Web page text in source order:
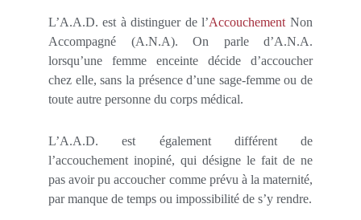
L’A.A.D. est à distinguer de l’Accouchement Non
Accompagné (A.N.A). On parle d’A.N.A.
lorsqu’une femme enceinte décide d’accoucher
chez elle, sans la présence d’une sage-femme ou de
toute autre personne du corps médical.
L’A.A.D. est également différent de
l’accouchement inopiné, qui désigne le fait de ne
pas avoir pu accoucher comme prévu à la maternité,
par manque de temps ou impossibilité de s’y rendre.